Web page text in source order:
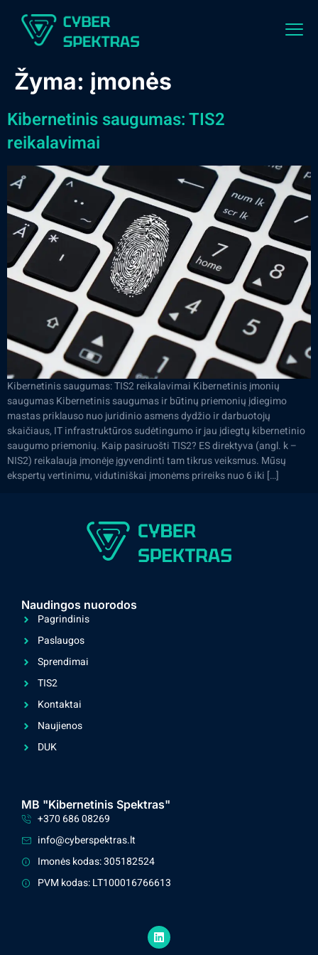
Žyma: įmonės
Kibernetinis saugumas: TIS2
reikalavimai
Kibernetinis saugumas: TIS2 reikalavimai Kibernetinis įmonių
saugumas Kibernetinis saugumas ir būtinų priemonių įdiegimo
mastas priklauso nuo juridinio asmens dydžio ir darbuotojų
skaičiaus, IT infrastruktūros sudėtingumo ir jau įdiegtų kibernetinio
saugumo priemonių. Kaip pasiruošti TIS2? ES direktyva (angl. k –
NIS2) reikalauja įmonėje įgyvendinti tam tikrus veiksmus. Mūsų
ekspertų vertinimu, vidutiniškai įmonėms prireiks nuo 6 iki […]
Naudingos nuorodos
Pagrindinis
Paslaugos
Sprendimai
TIS2
Kontaktai
Naujienos
DUK
MB "Kibernetinis Spektras"
+370 686 08269
info@cyberspektras.lt
Imonės kodas: 305182524
PVM kodas: LT100016766613